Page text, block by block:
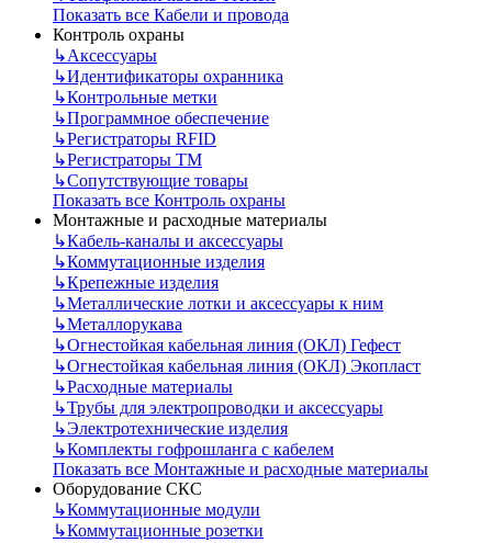
Показать все Кабели и провода
Контроль охраны
↳Аксессуары
↳Идентификаторы охранника
↳Контрольные метки
↳Программное обеспечение
↳Регистраторы RFID
↳Регистраторы ТМ
↳Сопутствующие товары
Показать все Контроль охраны
Монтажные и расходные материалы
↳Кабель-каналы и аксессуары
↳Коммутационные изделия
↳Крепежные изделия
↳Металлические лотки и аксессуары к ним
↳Металлорукава
↳Огнестойкая кабельная линия (ОКЛ) Гефест
↳Огнестойкая кабельная линия (ОКЛ) Экопласт
↳Расходные материалы
↳Трубы для электропроводки и аксессуары
↳Электротехнические изделия
↳Комплекты гофрошланга с кабелем
Показать все Монтажные и расходные материалы
Оборудование СКС
↳Коммутационные модули
↳Коммутационные розетки